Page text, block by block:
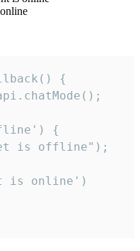
{
{
is offline");
is online')